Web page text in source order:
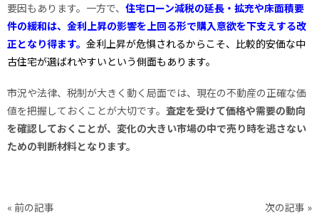
要因もあります。一方で、 住宅ローン減税の延長・拡充や床面積要
件の緩和は、金利上昇の影響を上回る形で購入意欲を下支えする改
正となり得ます。 金利上昇が危惧されるからこそ、比較的安価な中
古住宅が選ばれやすいという側面もあります。
市況や法律、税制が大きく動く局面では、現在の不動産の正確な価
値を把握しておくことが大切です。 査定を受けて価格や需要の動向
を確認しておくことが、変化の大きい市場の中で売り時を逃さない
ための判断材料となります。
« 前の記事 次の記事 »